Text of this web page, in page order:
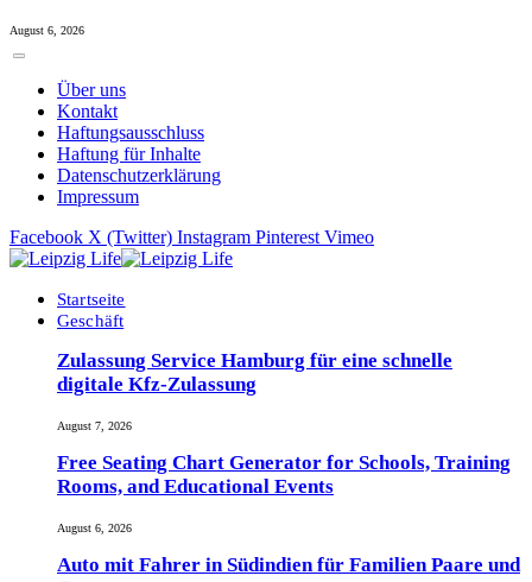
August 6, 2026
Über uns
Kontakt
Haftungsausschluss
Haftung für Inhalte
Datenschutzerklärung
Impressum
Facebook X (Twitter) Instagram Pinterest Vimeo
Startseite
Geschäft
Zulassung Service Hamburg für eine schnelle
digitale Kfz-Zulassung
August 7, 2026
Free Seating Chart Generator for Schools, Training
Rooms, and Educational Events
August 6, 2026
Auto mit Fahrer in Südindien für Familien Paare und